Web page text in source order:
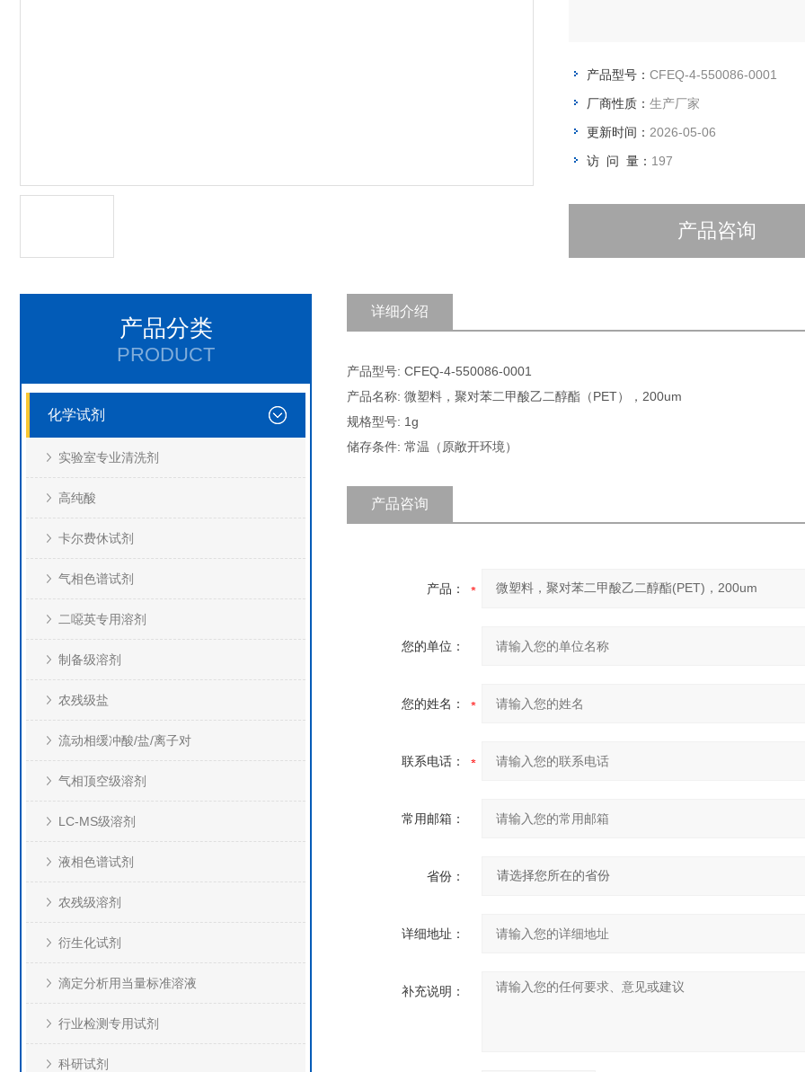
产品型号： CFEQ-4-550086-0001
厂商性质： 生产厂家
更新时间： 2026-05-06
访 问 量： 197
产品咨询
产品分类
PRODUCT
化学试剂
实验室专业清洗剂
高纯酸
卡尔费休试剂
气相色谱试剂
二噁英专用溶剂
制备级溶剂
农残级盐
流动相缓冲酸/盐/离子对
气相顶空级溶剂
LC-MS级溶剂
液相色谱试剂
农残级溶剂
衍生化试剂
滴定分析用当量标准溶液
行业检测专用试剂
科研试剂
详细介绍
产品型号: CFEQ-4-550086-0001
产品名称: 微塑料，聚对苯二甲酸乙二醇酯（PET），200um
规格型号: 1g
储存条件: 常温（原敞开环境）
产品咨询
产品：
您的单位：
您的姓名：
联系电话：
常用邮箱：
省份：
详细地址：
补充说明：